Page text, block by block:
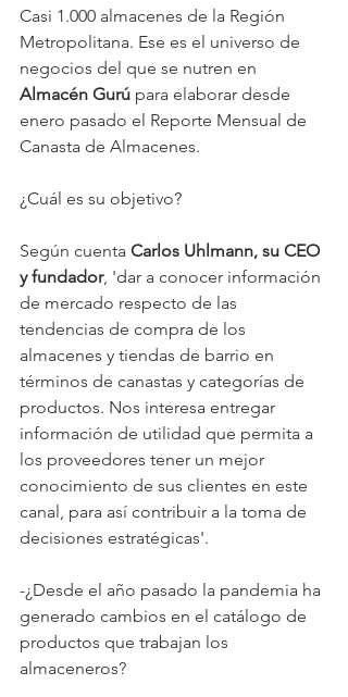
Casi 1.000 almacenes de la Región
Metropolitana. Ese es el universo de
negocios del que se nutren en
Almacén Gurú para elaborar desde
enero pasado el Reporte Mensual de
Canasta de Almacenes.
¿Cuál es su objetivo?
Según cuenta Carlos Uhlmann, su CEO
y fundador, 'dar a conocer información
de mercado respecto de las
tendencias de compra de los
almacenes y tiendas de barrio en
términos de canastas y categorías de
productos. Nos interesa entregar
información de utilidad que permita a
los proveedores tener un mejor
conocimiento de sus clientes en este
canal, para así contribuir a la toma de
decisiones estratégicas'.
-¿Desde el año pasado la pandemia ha
generado cambios en el catálogo de
productos que trabajan los
almaceneros?